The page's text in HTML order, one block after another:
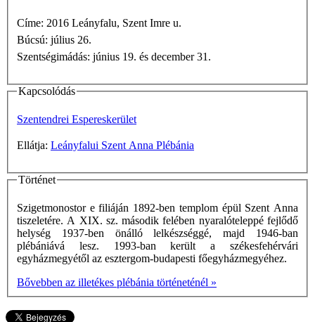
Címe: 2016 Leányfalu, Szent Imre u.
Búcsú: július 26.
Szentségimádás: június 19. és december 31.
Kapcsolódás
Szentendrei Espereskerület
Ellátja: Leányfalui Szent Anna Plébánia
Történet
Szigetmonostor e filiáján 1892-ben templom épül Szent Anna
tiszeletére. A XIX. sz. második felében nyaralóteleppé fejlődő
helység 1937-ben önálló lelkészséggé, majd 1946-ban
plébániává lesz. 1993-ban került a székesfehérvári
egyházmegyétől az esztergom-budapesti főegyházmegyéhez.
Bővebben az illetékes plébánia történeténél »